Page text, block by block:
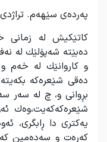
پەردەی سێهەم. تراژدی
كاتێكیش لە زمانی
دەبێتە شەپۆلێك لە
و كاروانێك لە خەم و
دەقی شێعرەكە
بڕوانی و، چ لە سەر
شێعرەكەكەیت،وەك
یەكتری دا ڕابگری،
كەڕەت و سەدەمین